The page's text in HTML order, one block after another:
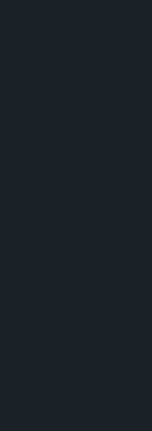
발전 프리 스
스케이팅